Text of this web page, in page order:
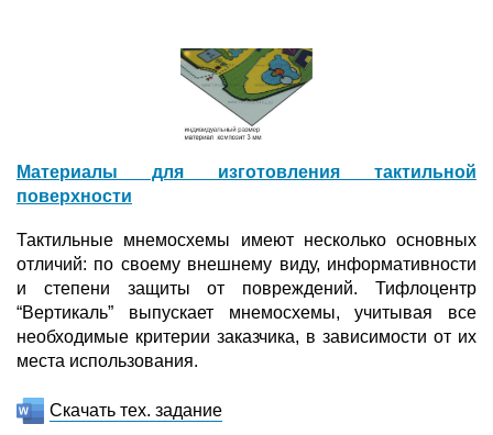
Материалы для изготовления тактильной
поверхности
Тактильные мнемосхемы имеют несколько основных
отличий: по своему внешнему виду, информативности
и степени защиты от повреждений. Тифлоцентр
“Вертикаль” выпускает мнемосхемы, учитывая все
необходимые критерии заказчика, в зависимости от их
места использования.
Скачать тех. задание